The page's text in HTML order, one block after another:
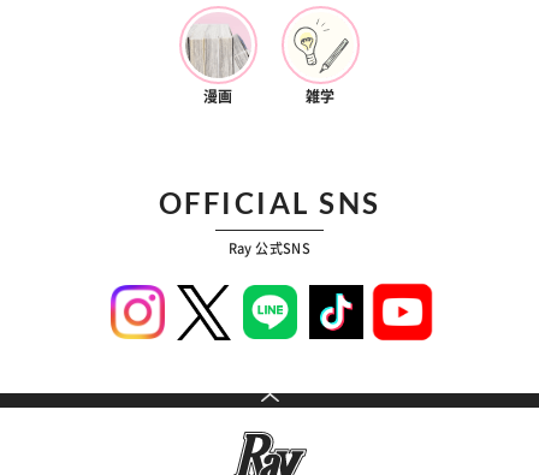
漫画 雑学
OFFICIAL SNS
Ray 公式SNS